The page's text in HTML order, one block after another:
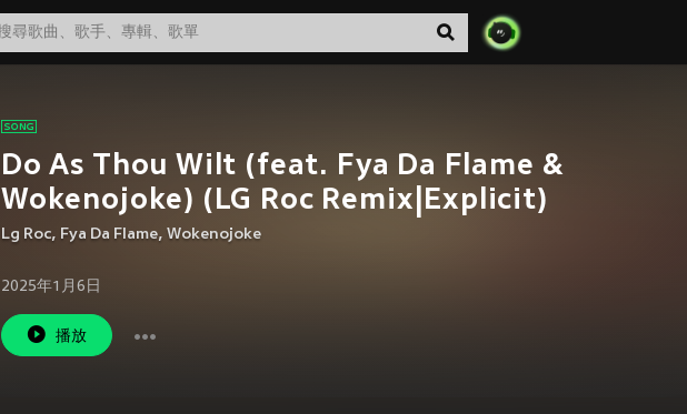
Do As Thou Wilt (feat. Fya Da Flame &
Wokenojoke) (LG Roc Remix|Explicit)
Lg Roc, Fya Da Flame, Wokenojoke
2025年1月6日
播放